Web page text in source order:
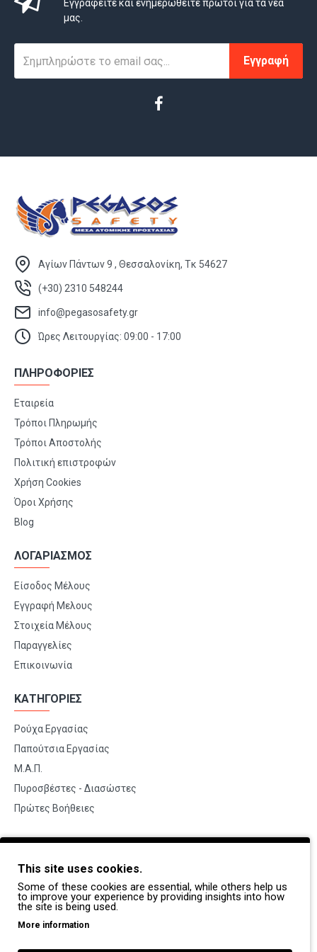
Εγγραφείτε και ενημερωθείτε πρώτοι για τα νέα
μας.
Εγγραφή
Αγίων Πάντων 9 , Θεσσαλονίκη, Τκ 54627
(+30) 2310 548244
info@pegasosafety.gr
Ώρες Λειτουργίας: 09:00 - 17:00
ΠΛΗΡΟΦΟΡΙΕΣ
Εταιρεία
Τρόποι Πληρωμής
Τρόποι Αποστολής
Πολιτική επιστροφών
Χρήση Cookies
Όροι Χρήσης
Blog
ΛΟΓΑΡΙΑΣΜΟΣ
Είσοδος Μέλους
Εγγραφή Μελους
Στοιχεία Μέλους
Παραγγελίες
Επικοινωνία
ΚΑΤΗΓΟΡΙΕΣ
Ρούχα Εργασίας
Παπούτσια Εργασίας
Μ.Α.Π.
Πυροσβέστες - Διασώστες
Πρώτες Βοήθειες
BRANDS
Payper
Dike
Coverguard
Portwest
This site uses cookies.
Some of these cookies are essential, while others help us
to improve your experience by providing insights into how
the site is being used.
More information